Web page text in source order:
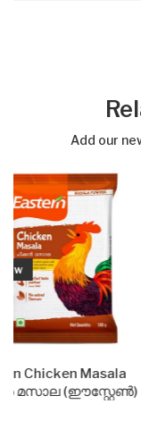
Add our
Eastern
മീറ്റ്